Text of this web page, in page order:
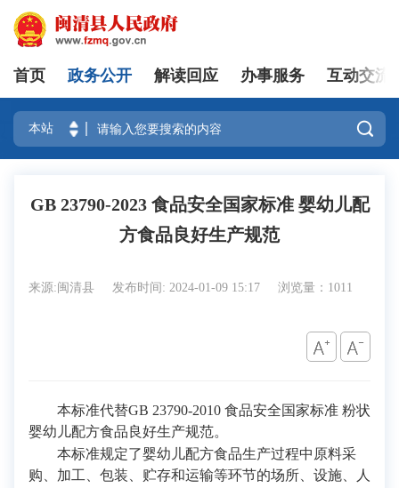
登录
首页 政务公开 解读回应 办事服务 互动交流

GB 23790-2023 食品安全国家标准 婴幼儿配
方食品良好生产规范
来源:闽清县 发布时间: 2024-01-09 15:17 浏览量：1011
本标准代替GB 23790-2010 食品安全国家标准 粉状
婴幼儿配方食品良好生产规范。
本标准规定了婴幼儿配方食品生产过程中原料采
购、加工、包装、贮存和运输等环节的场所、设施、人